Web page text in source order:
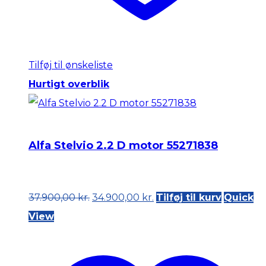
Tilføj til ønskeliste
Hurtigt overblik
Alfa Stelvio 2.2 D motor 55271838
37.900,00kr. Original
37.900,00 kr..
34.900,00 kr. Current
34.900,00 kr..
Tilføj til kurv Quick
View